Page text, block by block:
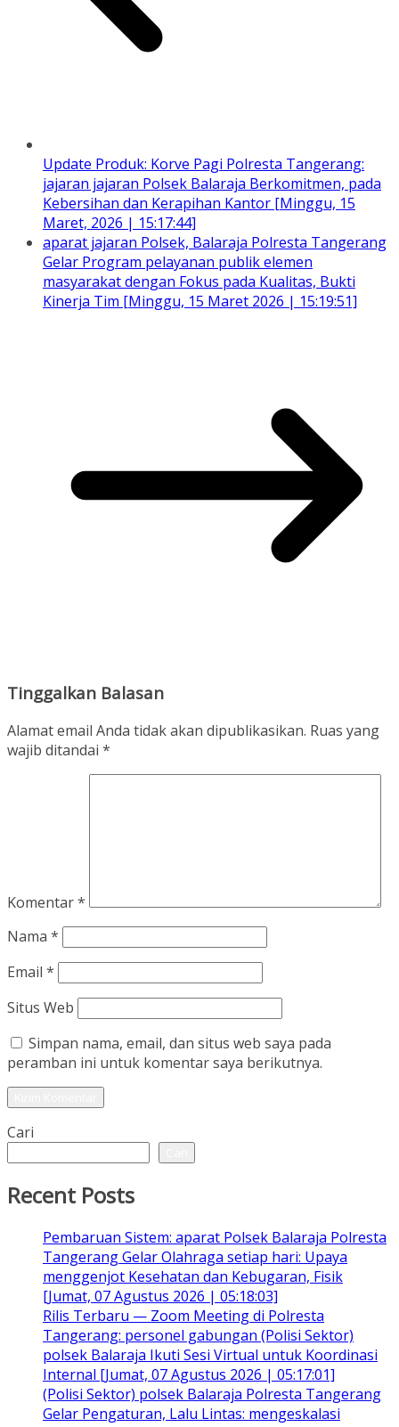
Update Produk: Korve Pagi Polresta Tangerang:
jajaran jajaran Polsek Balaraja Berkomitmen, pada
Kebersihan dan Kerapihan Kantor [Minggu, 15
Maret, 2026 | 15:17:44]
aparat jajaran Polsek, Balaraja Polresta Tangerang
Gelar Program pelayanan publik elemen
masyarakat dengan Fokus pada Kualitas, Bukti
Kinerja Tim [Minggu, 15 Maret 2026 | 15:19:51]
Tinggalkan Balasan
Alamat email Anda tidak akan dipublikasikan. Ruas yang
wajib ditandai *
Komentar*
Nama *
Email *
Situs Web
Simpan nama, email, dan situs web saya pada
peramban ini untuk komentar saya berikutnya.
Cari
Recent Posts
Pembaruan Sistem: aparat Polsek Balaraja Polresta
Tangerang Gelar Olahraga setiap hari: Upaya
menggenjot Kesehatan dan Kebugaran, Fisik
[Jumat, 07 Agustus 2026 | 05:18:03]
Rilis Terbaru — Zoom Meeting di Polresta
Tangerang: personel gabungan (Polisi Sektor)
polsek Balaraja Ikuti Sesi Virtual untuk Koordinasi
Internal [Jumat, 07 Agustus 2026 | 05:17:01]
(Polisi Sektor) polsek Balaraja Polresta Tangerang
Gelar Pengaturan, Lalu Lintas: mengeskalasi